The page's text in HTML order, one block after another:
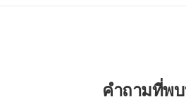
คำถามที่พ